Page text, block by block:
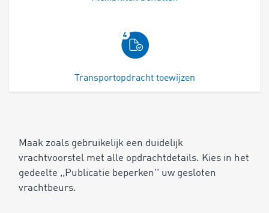
Transportopdracht toewijzen
Maak zoals gebruikelijk een duidelijk
vrachtvoorstel met alle opdrachtdetails. Kies in het
gedeelte ,,Publicatie beperken'' uw gesloten
vrachtbeurs.